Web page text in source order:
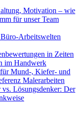
Motivation – wie
für unser Team
Arbeitswelten
in Zeiten
im Handwerk
Mund-, Kiefer- und
Malerarbeiten
vs. Lösungsdenker: Der